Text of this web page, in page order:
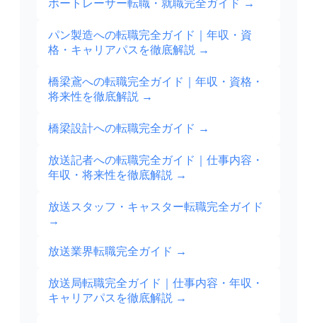
ボートレーサー転職・就職完全ガイド →
パン製造への転職完全ガイド｜年収・資
格・キャリアパスを徹底解説 →
橋梁鳶への転職完全ガイド｜年収・資格・
将来性を徹底解説 →
橋梁設計への転職完全ガイド →
放送記者への転職完全ガイド｜仕事内容・
年収・将来性を徹底解説 →
放送スタッフ・キャスター転職完全ガイド
→
放送業界転職完全ガイド →
放送局転職完全ガイド｜仕事内容・年収・
キャリアパスを徹底解説 →